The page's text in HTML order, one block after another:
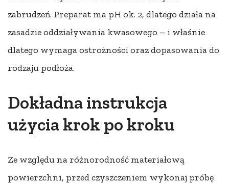
zabrudzeń. Preparat ma pH ok. 2, dlatego działa na
zasadzie oddziaływania kwasowego – i właśnie
dlatego wymaga ostrożności oraz dopasowania do
rodzaju podłoża.
Dokładna instrukcja
użycia krok po kroku
Ze względu na różnorodność materiałową
powierzchni, przed czyszczeniem wykonaj próbę